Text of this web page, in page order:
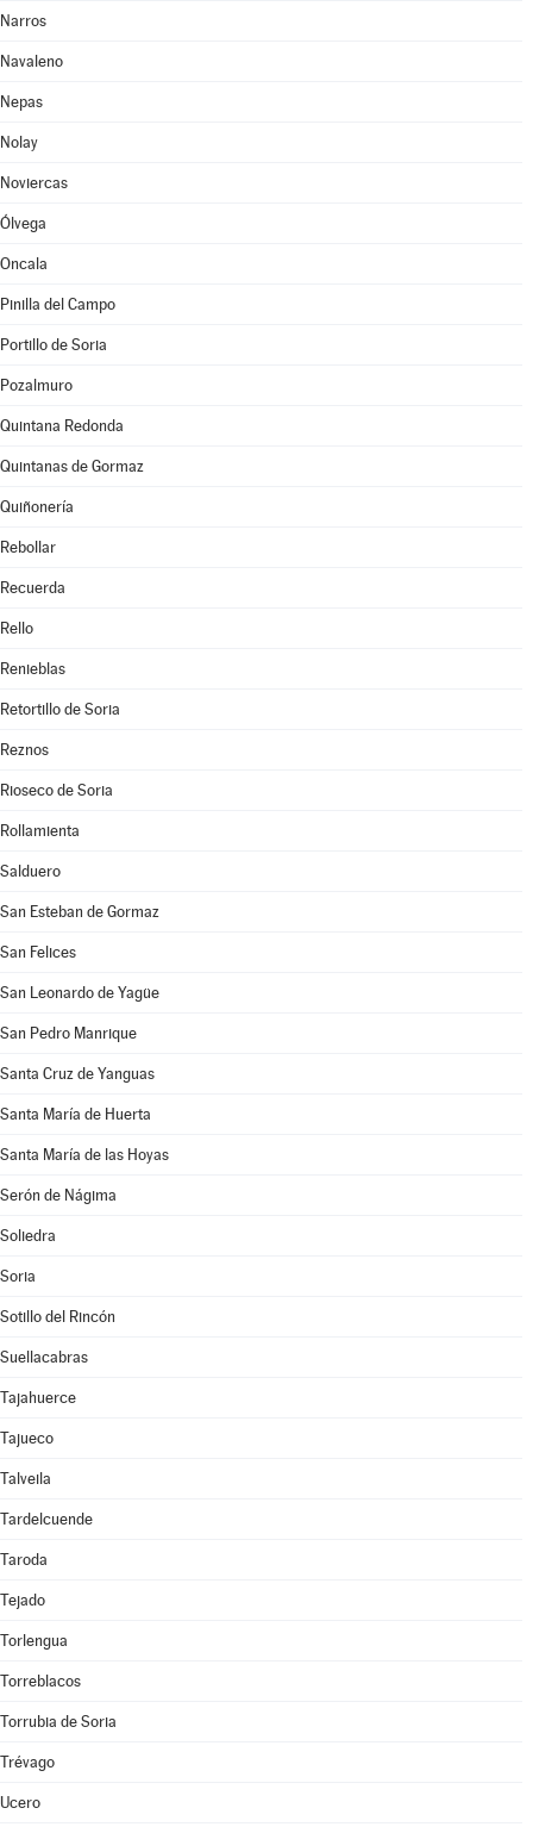
Narros
Navaleno
Nepas
Nolay
Noviercas
Ólvega
Oncala
Pinilla del Campo
Portillo de Soria
Pozalmuro
Quintana Redonda
Quintanas de Gormaz
Quiñonería
Rebollar
Recuerda
Rello
Renieblas
Retortillo de Soria
Reznos
Rioseco de Soria
Rollamienta
Salduero
San Esteban de Gormaz
San Felices
San Leonardo de Yagüe
San Pedro Manrique
Santa Cruz de Yanguas
Santa María de Huerta
Santa María de las Hoyas
Serón de Nágima
Soliedra
Soria
Sotillo del Rincón
Suellacabras
Tajahuerce
Tajueco
Talveila
Tardelcuende
Taroda
Tejado
Torlengua
Torreblacos
Torrubia de Soria
Trévago
Ucero